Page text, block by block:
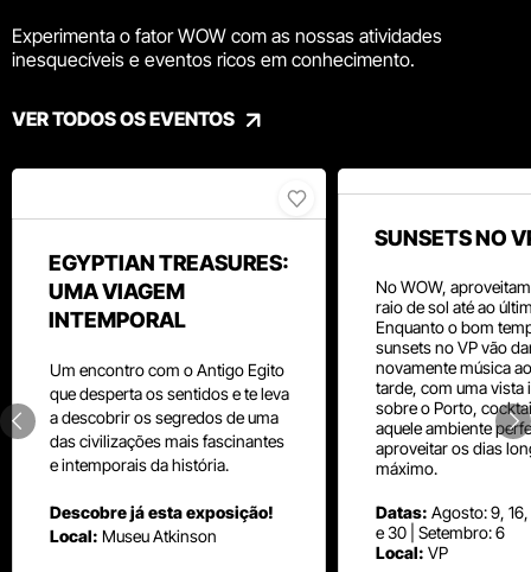
Experimenta o fator WOW com as nossas atividades
inesquecíveis e eventos ricos em conhecimento.
VER TODOS OS EVENTOS
EGYPTIAN TREASURES:
UMA VIAGEM
INTEMPORAL
Um encontro com oAntigo Egito
que desperta os sentidos e te leva
a descobrir os segredos de uma
das civilizações mais fascinantes
e intemporais da história.
Descobre já esta exposição!
Local: MuseuAtkinson
SUNSETS NO
No WOW,
raio de sol até ao
Enquanto o bom
sunsets no VP vão
novamente música
tarde, com uma vista
sobre o Porto,
aquele ambiente
aproveitar os dias
máximo.
Datas: Agosto: 9,
e 30 | Setembro: 6
Local: VP